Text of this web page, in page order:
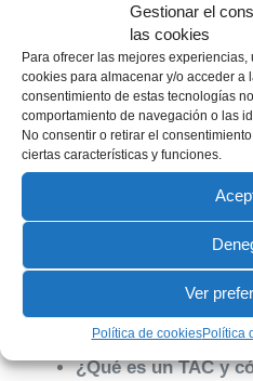
Gestionar el
las cookies
Para ofrecer las mejores
cookies para almacenar y/o acceder a
consentimiento de estas tecnologías
comportamiento de navegación o las
No consentir o retirar el
ciertas características y funciones.
Ver
Política de cookiesPolítica
En Córdoba, clínicas
Muriel están a la
de estas tecnologías,
efectivos y con menos
resultados son
invasivos y con una mayor
paciente, consolidando el
herramientas en la
FAQs:
Frecuentes
¿Qué es un TAC y